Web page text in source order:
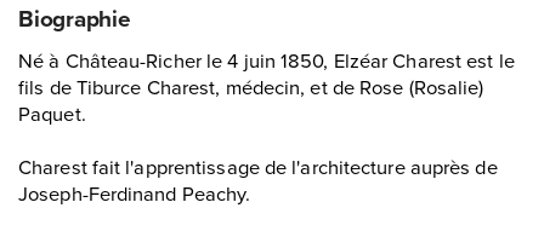
Biographie
Né à Château-Richer le 4 juin 1850, Elzéar Charest est le
fils de Tiburce Charest, médecin, et de Rose (Rosalie)
Paquet.
Charest fait l'apprentissage de l'architecture auprès de
Joseph-Ferdinand Peachy.